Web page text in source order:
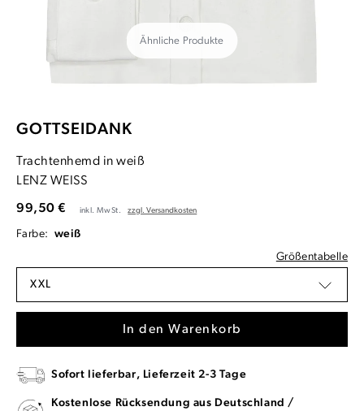
Ähnliche Produkte
GOTTSEIDANK
Trachtenhemd in weiß
LENZ WEISS
99,50 € inkl. MwSt. zzgl. Versandkosten
Farbe: weiß
Größentabelle
XXL
In den Warenkorb
Sofort lieferbar, Lieferzeit 2-3 Tage
Kostenlose Rücksendung aus Deutschland /